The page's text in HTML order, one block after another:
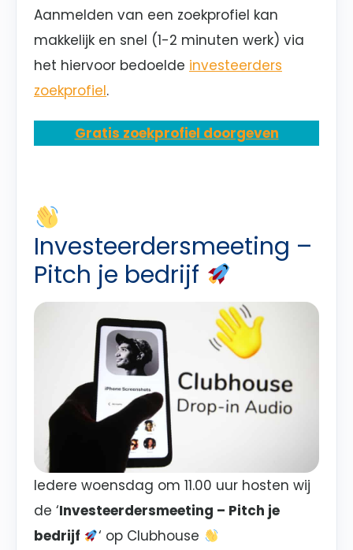
Aanmelden van een zoekprofiel kan
makkelijk en snel (1-2 minuten werk) via
het hiervoor bedoelde investeerders
zoekprofiel.
Gratis zoekprofiel doorgeven
Investeerdersmeeting –
Pitch je bedrijf
Iedere woensdag om 11.00 uur hosten wij
de ‘Investeerdersmeeting – Pitch je
bedrijf
‘ op Clubhouse